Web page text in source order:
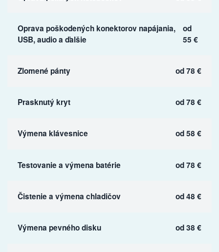
Oprava poškodených konektorov napájania,
USB, audio a ďalšie
od
55 €
Zlomené pánty od 78 €
Prasknutý kryt od 78 €
Výmena klávesnice od 58 €
Testovanie a výmena batérie od 78 €
Čistenie a výmena chladičov od 48 €
Výmena pevného disku od 38 €